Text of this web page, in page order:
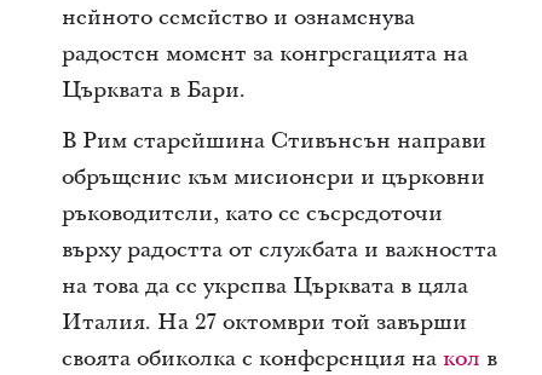
нейното семейство и ознаменува
радостен момент за конгрегацията на
Църквата в Бари.
В Рим старейшина Стивънсън направи
обръщение към мисионери и църковни
ръководители, като се съсредоточи
върху радостта от службата и важността
на това да се укрепва Църквата в цяла
Италия. На 27 октомври той завърши
своята обиколка с конференция на кол в